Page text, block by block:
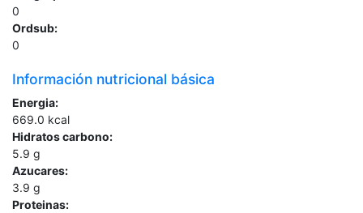
0
Ordsub:
0
Información nutricional básica
Energia:
669.0 kcal
Hidratos carbono:
5.9 g
Azucares:
3.9 g
Proteinas: